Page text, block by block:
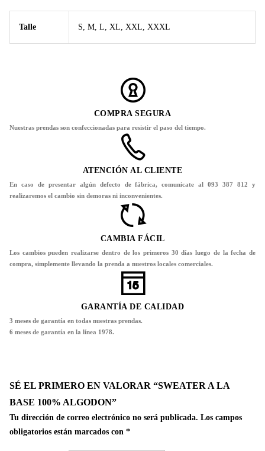
Talle S, M, L, XL, XXL, XXXL
COMPRA SEGURA
Nuestras prendas son confeccionadas para resistir el paso del tiempo.
ATENCIÓN AL CLIENTE
En caso de presentar algún defecto de fábrica, comunicate al 093 387 812 y
realizaremos el cambio sin demoras ni inconvenientes.
CAMBIA FÁCIL
Los cambios pueden realizarse dentro de los primeros 30 días luego de la fecha de
compra, simplemente llevando la prenda a nuestros locales comerciales.
GARANTÍA DE CALIDAD
3 meses de garantía en todas nuestras prendas.
6 meses de garantía en la línea 1978.
SÉ EL PRIMERO EN VALORAR “SWEATER A LA
BASE 100% ALGODON”
Tu dirección de correo electrónico no será publicada. Los campos
obligatorios están marcados con *